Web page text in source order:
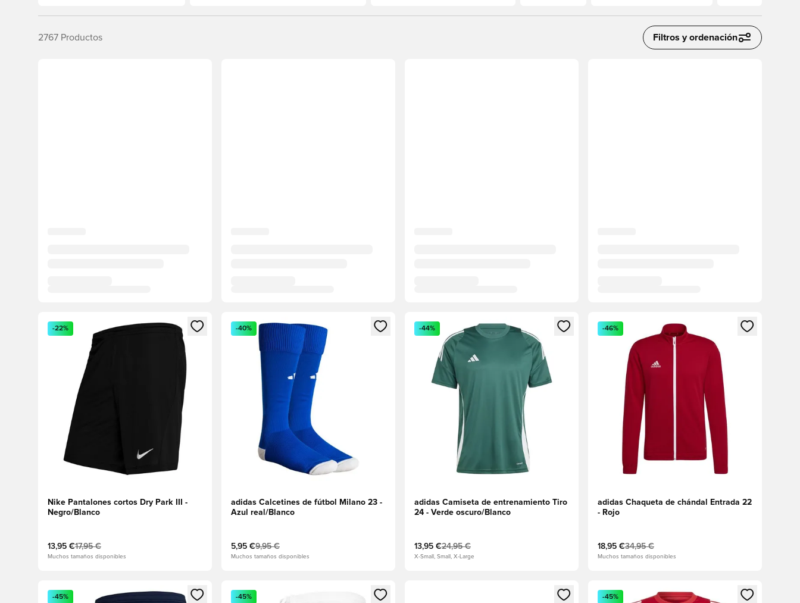
2767 Productos Filtros y ordenación
Abre un modal para iniciar sesión o registrarse como miembro
-22%
Nike Pantalones cortos Dry Park III -
Negro/Blanco
13,95 €17,95 €
Muchos tamaños disponibles
Abre un modal para iniciar sesión o registrarse como miembro
-40%
adidas Calcetines de fútbol Milano 23 -
Azul real/Blanco
5,95 €9,95 €
Muchos tamaños disponibles
Abre un modal para iniciar sesión o registrarse como miembro
-44%
adidas Camiseta de entrenamiento Tiro
24 - Verde oscuro/Blanco
13,95 €24,95 €
X-Small, Small, X-Large
Abre un modal para iniciar sesión o registrarse
-46%
adidas Chaqueta de chándal Entrada 22
- Rojo
18,95 €34,95 €
Muchos tamaños disponibles
Abre un modal para iniciar sesión o registrarse como miembro
-45%
Abre un modal para iniciar sesión o registrarse como miembro
-45%
Abre un modal para iniciar sesión o registrarse como miembroAbre un modal para iniciar sesión o registrarse
-45%